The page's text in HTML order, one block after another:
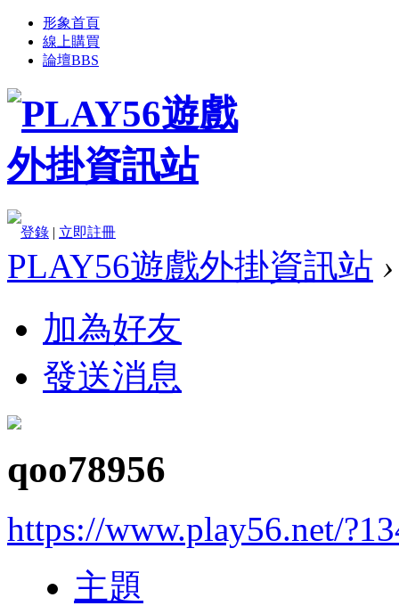
形象首頁
線上購買
論壇BBS
登錄 | 立即註冊
PLAY56遊戲外掛資訊站 ›
加為好友
發送消息
qoo78956
https://www.play56.net/
主題